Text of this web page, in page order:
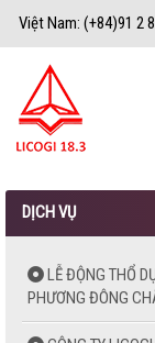
Việt Nam: (+84)91 2
DỊCH VỤ
LỄ ĐỘNG THỔ
PHƯƠNG ĐÔNG